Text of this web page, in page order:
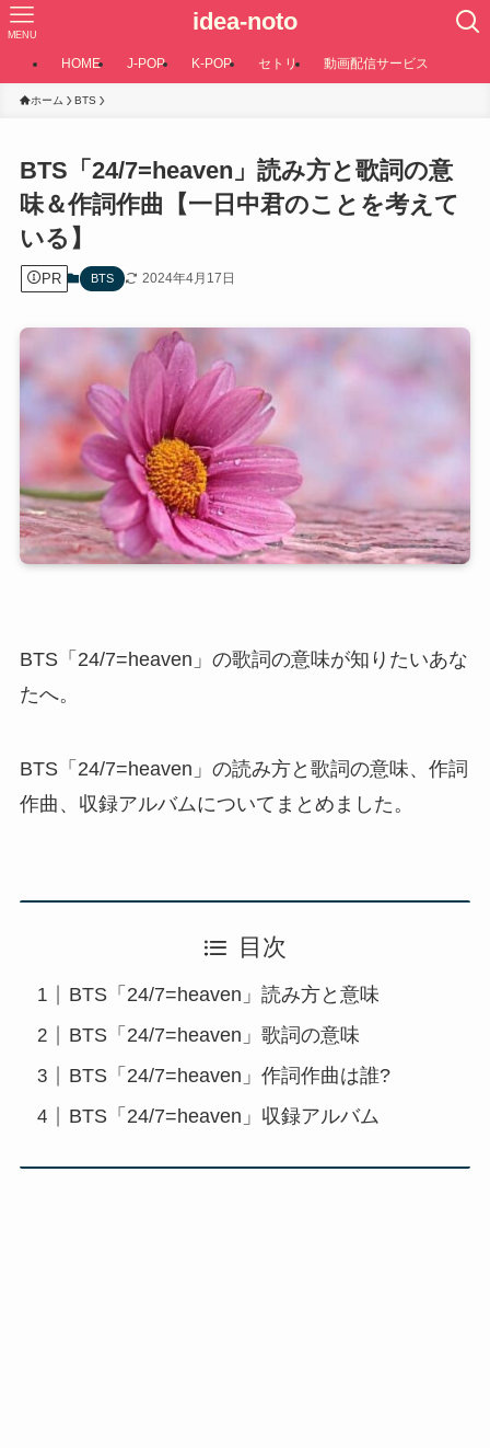
idea-noto
MENU
HOME J-POP K-POP セトリ 動画配信サービス
ホーム BTS
BTS「24/7=heaven」読み方と歌詞の意
味＆作詞作曲【一日中君のことを考えて
いる】
PR BTS 2024年4月17日
BTS「24/7=heaven」の歌詞の意味が知りたいあな
たへ。
BTS「24/7=heaven」の読み方と歌詞の意味、作詞
作曲、収録アルバムについてまとめました。
目次
BTS「24/7=heaven」読み方と意味
BTS「24/7=heaven」歌詞の意味
BTS「24/7=heaven」作詞作曲は誰?
BTS「24/7=heaven」収録アルバム